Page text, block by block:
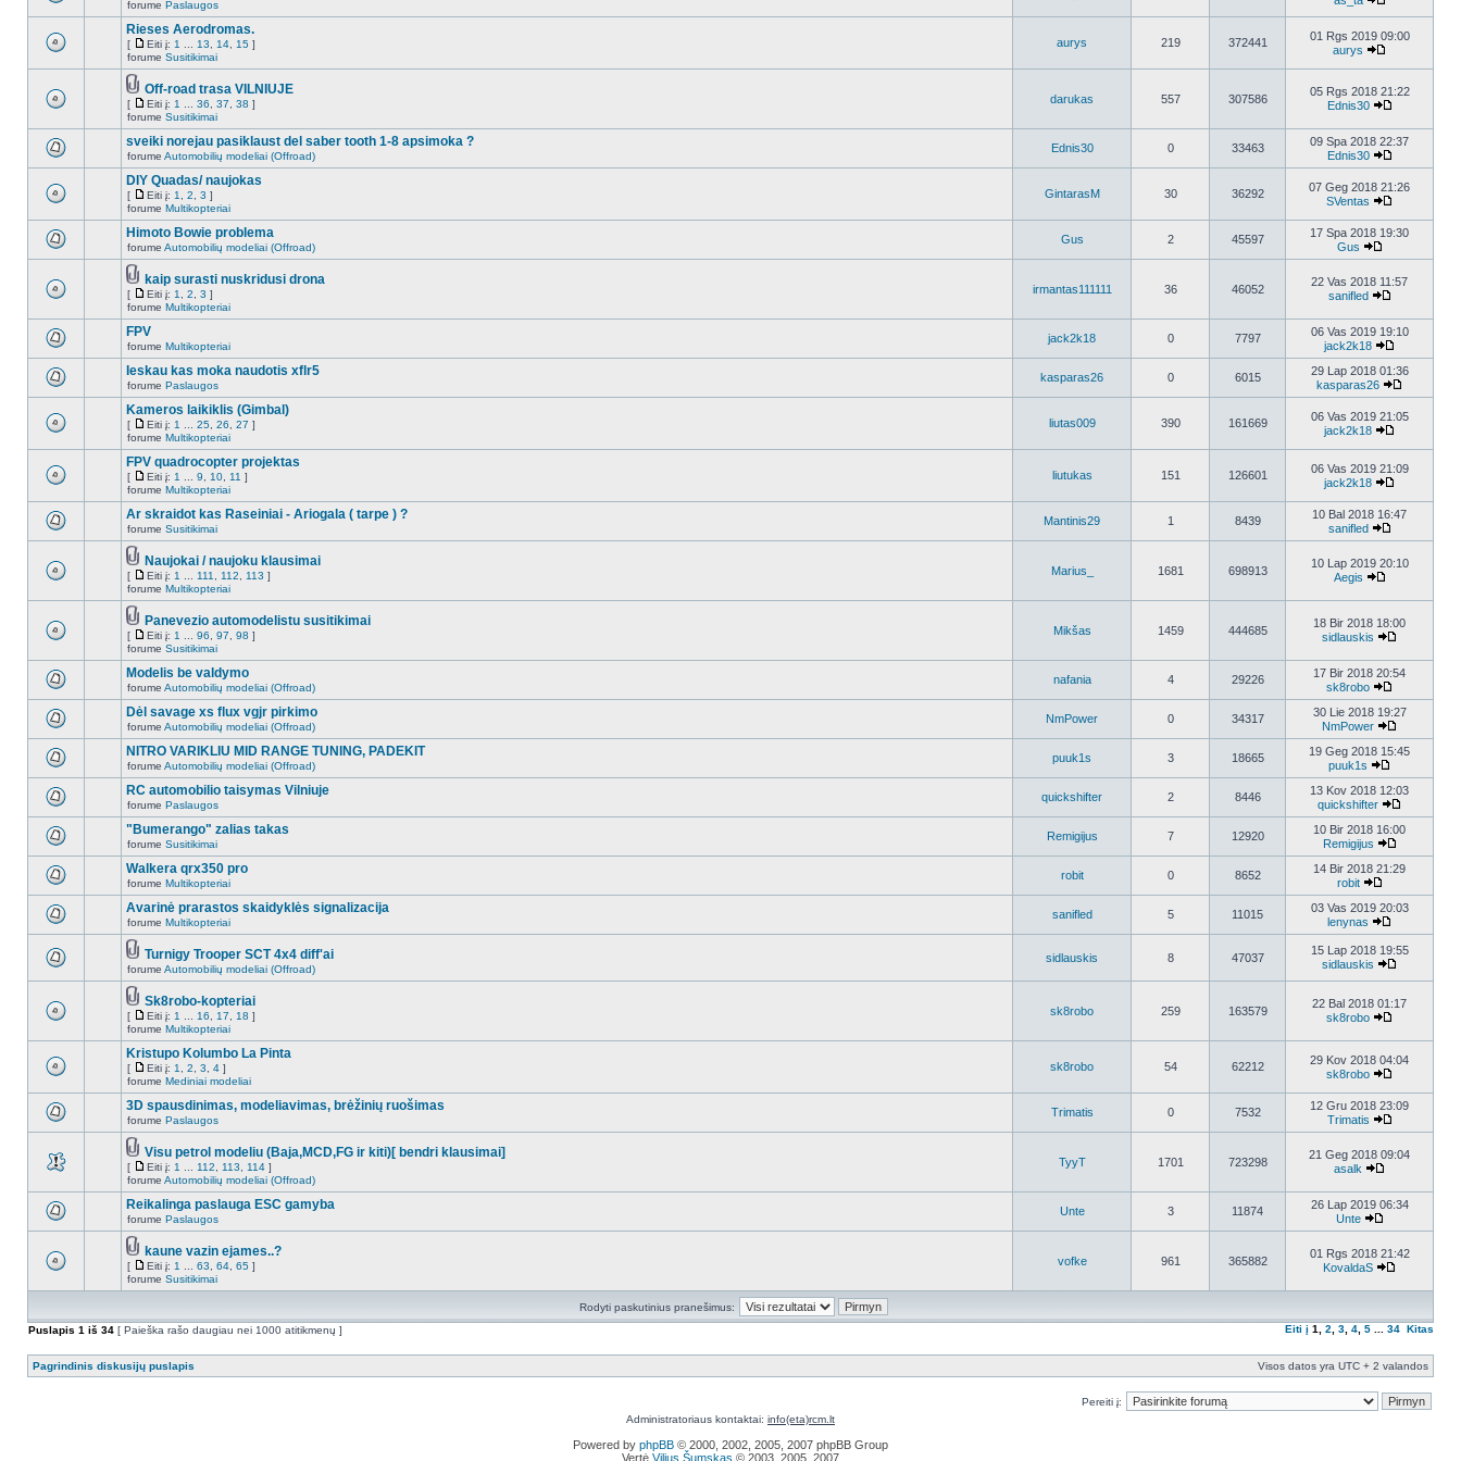
forume Paslaugos
Rieses Aerodromas.
[ Eiti į: 1 13 14 15 ]
forume Susitikimai
aurys 219 372441
01 Rgs 2019 09:00
aurys
Off-road trasa VILNIUJE
[ Eiti į: 1 36 37 38 ]
forume Susitikimai
darukas 557 307586
05 Rgs 2018 21:22
Ednis30
sveiki norejau pasiklaust del saber tooth 1-8 apsimoka ?
forume Automobilių modeliai (Offroad)
Ednis30 0 33463
09 Spa 2018 22:37
Ednis30
DIY Quadas/ naujokas
[ Eiti į: 1 2 3 ]
forume Multikopteriai
GintarasM 30 36292
07 Geg 2018 21:26
SVentas
Himoto Bowie problema
forume Automobilių modeliai (Offroad)
Gus 2 45597
17 Spa 2018 19:30
Gus
kaip surasti nuskridusi drona
[ Eiti į: 1 2 3 ]
forume Multikopteriai
irmantas111111 36 46052
22 Vas 2018 11:57
sanifled
FPV
forume Multikopteriai
jack2k18 0 7797
06 Vas 2019 19:10
jack2k18
Ieskau kas moka naudotis xflr5
forume Paslaugos
kasparas26 0 6015
29 Lap 2018 01:36
kasparas26
Kameros laikiklis (Gimbal)
[ Eiti į: 1 25 26 27 ]
forume Multikopteriai
liutas009 390 161669
06 Vas 2019 21:05
jack2k18
FPV quadrocopter projektas
[ Eiti į: 1 9 10 11 ]
forume Multikopteriai
liutukas 151 126601
06 Vas 2019 21:09
jack2k18
Ar skraidot kas Raseiniai - Ariogala ( tarpe ) ?
forume Susitikimai
Mantinis29 1 8439
10 Bal 2018 16:47
sanifled
Naujokai / naujoku klausimai
[ Eiti į: 1 111 112 113 ]
forume Multikopteriai
Marius_ 1681 698913
10 Lap 2019 20:10
Aegis
Panevezio automodelistu susitikimai
[ Eiti į: 1 96 97 98 ]
forume Susitikimai
Mikšas 1459 444685
18 Bir 2018 18:00
sidlauskis
Modelis be valdymo
forume Automobilių modeliai (Offroad)
nafania 4 29226
17 Bir 2018 20:54
sk8robo
Dėl savage xs flux vgjr pirkimo
forume Automobilių modeliai (Offroad)
NmPower 0 34317
30 Lie 2018 19:27
NmPower
NITRO VARIKLIU MID RANGE TUNING, PADEKIT
forume Automobilių modeliai (Offroad)
puuk1s 3 18665
19 Geg 2018 15:45
puuk1s
RC automobilio taisymas Vilniuje
forume Paslaugos
quickshifter 2 8446
13 Kov 2018 12:03
quickshifter
"Bumerango" zalias takas
forume Susitikimai
Remigijus 7 12920
10 Bir 2018 16:00
Remigijus
Walkera qrx350 pro
forume Multikopteriai
robit 0 8652
14 Bir 2018 21:29
robit
Avarinė prarastos skaidyklės signalizacija
forume Multikopteriai
sanifled 5 11015
03 Vas 2019 20:03
lenynas
Turnigy Trooper SCT 4x4 diff'ai
forume Automobilių modeliai (Offroad)
sidlauskis 8 47037
15 Lap 2018 19:55
sidlauskis
Sk8robo-kopteriai
[ Eiti į: 1 16 17 18 ]
forume Multikopteriai
sk8robo 259 163579
22 Bal 2018 01:17
sk8robo
Kristupo Kolumbo La Pinta
[ Eiti į: 1 2 3 4 ]
forume Mediniai modeliai
sk8robo 54 62212
29 Kov 2018 04:04
sk8robo
3D spausdinimas, modeliavimas, brėžinių ruošimas
forume Paslaugos
Trimatis 0 7532
12 Gru 2018 23:09
Trimatis
Visu petrol modeliu (Baja,MCD,FG ir kiti)[ bendri klausimai]
[ Eiti į: 1 112 113 114 ]
forume Automobilių modeliai (Offroad)
TyyT 1701 723298
21 Geg 2018 09:04
asalk
Reikalinga paslauga ESC gamyba
forume Paslaugos
Unte 3 11874
26 Lap 2019 06:34
Unte
kaune vazin ejames..?
[ Eiti į: 1 63 64 65 ]
forume Susitikimai
vofke 961 365882
01 Rgs 2018 21:42
KovaldaS
Rodyti paskutinius pranešimus:
Puslapis 1 iš 34 [ Paieška rašo daugiau nei 1000 atitikmenų ] Eiti į 1 2 3 4 5 34 Kitas
Pagrindinis diskusijų puslapis Visos datos yra UTC + 2 valandos
Pereiti į:
Administratoriaus kontaktai: info(eta)rcm.lt
Powered by phpBB © 2000, 2002, 2005, 2007 phpBB Group
Vertė Vilius Šumskas © 2003, 2005, 2007